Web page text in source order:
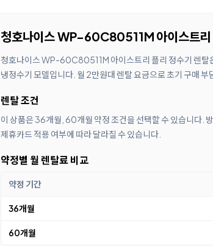
청호나이스 WP-60C80511M 아이스트리
청호나이스 WP-60C80511M 아이스트리 플리 정수기 렌탈
냉정수기 모델입니다. 월 2만원대 렌탈 요금으로 초기 구매
렌탈 조건
이 상품은 36개월, 60개월 약정 조건을 선택할 수 있습니다.
제휴카드 적용 여부에 따라 달라질 수 있습니다.
약정별 월 렌탈료 비교
약정 기간
36개월
60개월